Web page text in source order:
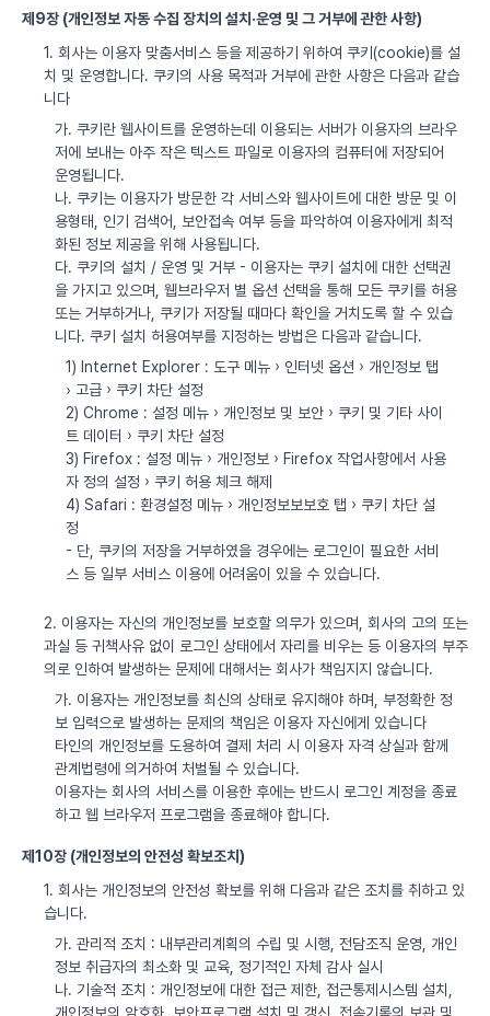
제9장 (개인정보 자동 수집 장치의 설치·운영 및 그 거부에 관한 사항)
1. 회사는 이용자 맞춤서비스 등을 제공하기 위하여 쿠키(cookie)를 설
치 및 운영합니다. 쿠키의 사용 목적과 거부에 관한 사항은 다음과 같습
니다
가. 쿠키란 웹사이트를 운영하는데 이용되는 서버가 이용자의 브라우
저에 보내는 아주 작은 텍스트 파일로 이용자의 컴퓨터에 저장되어
운영됩니다.
나. 쿠키는 이용자가 방문한 각 서비스와 웹사이트에 대한 방문 및 이
용형태, 인기 검색어, 보안접속 여부 등을 파악하여 이용자에게 최적
화된 정보 제공을 위해 사용됩니다.
다. 쿠키의 설치 / 운영 및 거부 - 이용자는 쿠키 설치에 대한 선택권
을 가지고 있으며, 웹브라우저 별 옵션 선택을 통해 모든 쿠키를 허용
또는 거부하거나, 쿠키가 저장될 때마다 확인을 거치도록 할 수 있습
니다. 쿠키 설치 허용여부를 지정하는 방법은 다음과 같습니다.
1) Internet Explorer : 도구 메뉴 › 인터넷 옵션 › 개인정보 탭
› 고급 › 쿠키 차단 설정
2) Chrome : 설정 메뉴 › 개인정보 및 보안 › 쿠키 및 기타 사이
트 데이터 › 쿠키 차단 설정
3) Firefox : 설정 메뉴 › 개인정보 › Firefox 작업사항에서 사용
자 정의 설정 › 쿠키 허용 체크 해제
4) Safari : 환경설정 메뉴 › 개인정보보보호 탭 › 쿠키 차단 설
정
- 단, 쿠키의 저장을 거부하였을 경우에는 로그인이 필요한 서비
스 등 일부 서비스 이용에 어려움이 있을 수 있습니다.
2. 이용자는 자신의 개인정보를 보호할 의무가 있으며, 회사의 고의 또는
과실 등 귀책사유 없이 로그인 상태에서 자리를 비우는 등 이용자의 부주
의로 인하여 발생하는 문제에 대해서는 회사가 책임지지 않습니다.
가. 이용자는 개인정보를 최신의 상태로 유지해야 하며, 부정확한 정
보 입력으로 발생하는 문제의 책임은 이용자 자신에게 있습니다
타인의 개인정보를 도용하여 결제 처리 시 이용자 자격 상실과 함께
관계법령에 의거하여 처벌될 수 있습니다.
이용자는 회사의 서비스를 이용한 후에는 반드시 로그인 계정을 종료
하고 웹 브라우저 프로그램을 종료해야 합니다.
제10장 (개인정보의 안전성 확보조치)
1. 회사는 개인정보의 안전성 확보를 위해 다음과 같은 조치를 취하고 있
습니다.
가. 관리적 조치 : 내부관리계획의 수립 및 시행, 전담조직 운영, 개인
정보 취급자의 최소화 및 교육, 정기적인 자체 감사 실시
나. 기술적 조치 : 개인정보에 대한 접근 제한, 접근통제시스템 설치,